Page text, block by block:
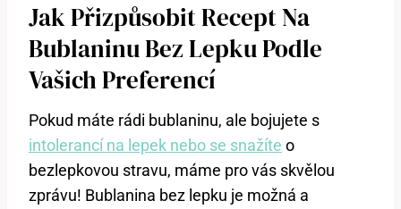
Jak Přizpůsobit Recept Na
Bublaninu Bez Lepku Podle
Vašich Preferencí
Pokud máte rádi bublaninu, ale bojujete s
intolerancí na lepek nebo se snažíte o
bezlepkovou stravu, máme pro vás skvělou
zprávu! Bublanina bez lepku je možná a